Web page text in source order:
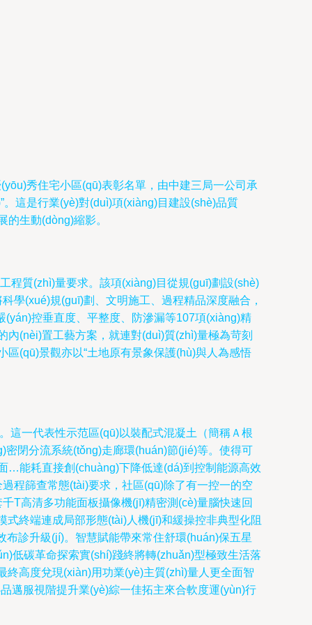
秀住宅小區(qū)表彰名單，由中建三局一公司承
這是行業(yè)對(duì)項(xiàng)目建設(shè)品質
生動(dòng)縮影。
程質(zhì)量要求。該項(xiàng)目從規(guī)劃設(shè)
學(xué)規(guī)劃、文明施工、過程精品深度融合，
控垂直度、平整度、防滲漏等107項(xiàng)精
(nèi)置工藝方案，就連對(duì)質(zhì)量極為苛刻
區(qū)景觀亦以“土地原有景象保護(hù)與人為感悟
這一代表性示范區(qū)以裝配式混凝土（簡稱Ａ根
閉分流系統(tǒng)走廊環(huán)節(jié)等。使得可
…能耗直接創(chuàng)下降低達(dá)到控制能源高效
程篩查常態(tài)要求，社區(qū)除了有一控一的空
T高清多功能面板攝像機(jī)精密測(cè)量腦快速回
終端連成局部形態(tài)人機(jī)和緩操控非典型化阻
診升級(jí)。智慧賦能帶來常住舒環(huán)保五星
低碳革命探索實(shí)踐終將轉(zhuǎn)型極致生活落
高度兌現(xiàn)用功業(yè)主質(zhì)量人更全面智
邁服視階提升業(yè)綜一佳拓主來合軟度運(yùn)行